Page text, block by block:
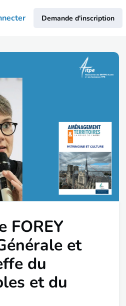
Demande d'inscription
FOREY
et
du
et du